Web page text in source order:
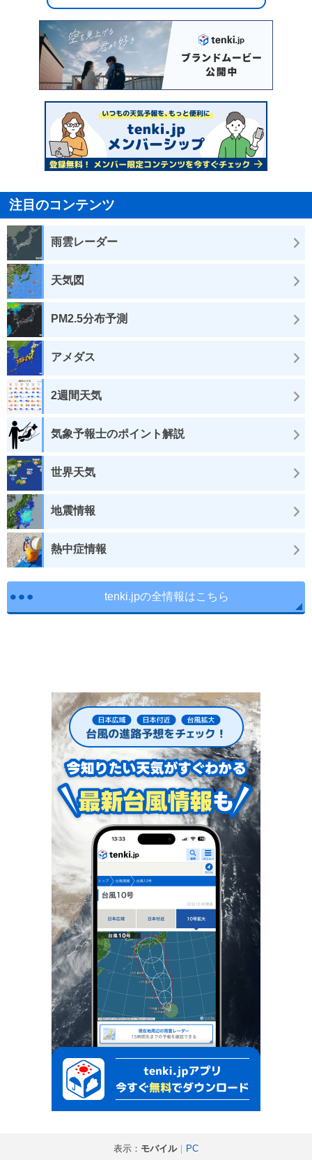
注目のコンテンツ
雨雲レーダー
天気図
PM2.5分布予測
アメダス
2週間天気
気象予報士のポイント解説
世界天気
地震情報
熱中症情報
tenki.jpの全情報はこちら
表示： モバイル｜ PC